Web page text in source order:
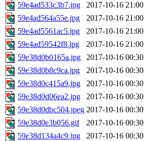
59e4ad533c3b7.jpg
2017-10-16 21:00
59e4ad564a55e.jpg
2017-10-16 21:00
59e4ad5561ac5.jpg
2017-10-16 21:00
59e4ad59542f8.jpg
2017-10-16 21:00
59e38d0b0165a.jpg
2017-10-16 00:30
59e38d0b8c9ca.jpg
2017-10-16 00:30
59e38d0c415a9.jpg
2017-10-16 00:30
59e38d0d06ea2.jpg
2017-10-16 00:30
59e38d0dbc504.jpeg 2017-10-16 00:30
59e38d0e3b056.gif
2017-10-16 00:30
59e38d134a4c9.jpg
2017-10-16 00:30